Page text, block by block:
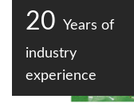
20 Years of
industry
experience